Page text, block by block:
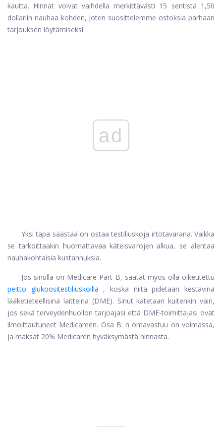
kautta. Hinnat voivat vaihdella merkittävästi 15 sentistä 1,50
dollariin nauhaa kohden, joten suosittelemme ostoksia parhaan
tarjouksen löytämiseksi.
ad
Yksi tapa säästää on ostaa testiliuskoja irtotavarana. Vaikka
se tarkoittaakin huomattavaa käteisvarojen alkua, se alentaa
nauhakohtaisia ​​kustannuksia.
Jos sinulla on Medicare Part B, saatat myös olla oikeutettu
peitto glukoositestiliuskoilla , koska niitä pidetään kestävinä
lääketieteellisinä laitteina (DME). Sinut katetaan kuitenkin vain,
jos sekä terveydenhuollon tarjoajasi että DME-toimittajasi ovat
ilmoittautuneet Medicareen. Osa B: n omavastuu on voimassa,
ja maksat 20% Medicaren hyväksymästä hinnasta.